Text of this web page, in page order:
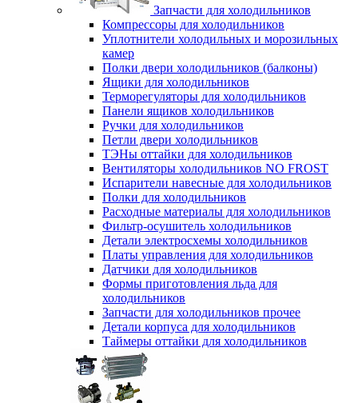
Запчасти для холодильников
Компрессоры для холодильников
Уплотнители холодильных и морозильных
камер
Полки двери холодильников (балконы)
Ящики для холодильников
Терморегуляторы для холодильников
Панели ящиков холодильников
Ручки для холодильников
Петли двери холодильников
ТЭНы оттайки для холодильников
Вентиляторы холодильников NO FROST
Испарители навесные для холодильников
Полки для холодильников
Расходные материалы для холодильников
Фильтр-осушитель холодильников
Детали электросхемы холодильников
Платы управления для холодильников
Датчики для холодильников
Формы приготовления льда для
холодильников
Запчасти для холодильников прочее
Детали корпуса для холодильников
Таймеры оттайки для холодильников